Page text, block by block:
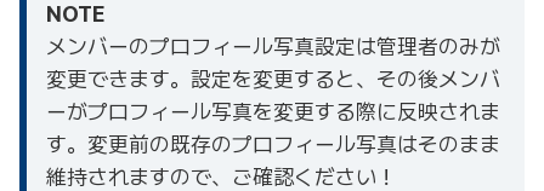
NOTE
メンバーのプロフィール写真設定は管理者のみが
変更できます。設定を変更すると、その後メンバ
ーがプロフィール写真を変更する際に反映されま
す。変更前の既存のプロフィール写真はそのまま
維持されますので、ご確認ください！